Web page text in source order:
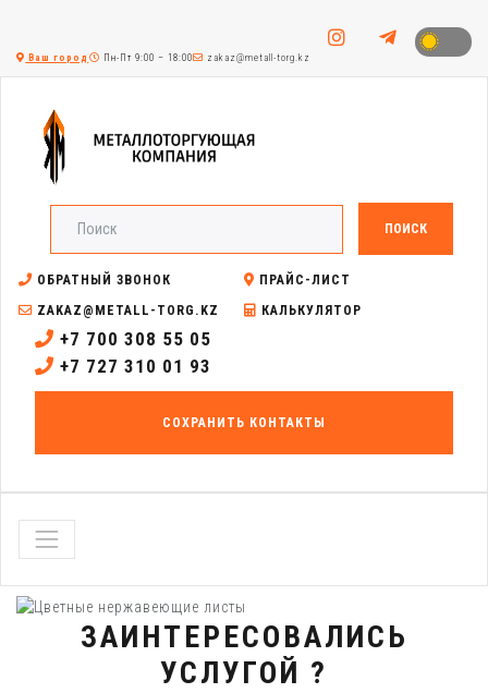
Ваш город Пн-Пт 9:00 – 18:00 zakaz@metall-torg.kz
ПОИСК
ОБРАТНЫЙ ЗВОНОК
ПРАЙС-ЛИСТ
ZAKAZ@METALL-TORG.KZ
КАЛЬКУЛЯТОР
+7 700 308 55 05
+7 727 310 01 93
СОХРАНИТЬ КОНТАКТЫ
ЗАИНТЕРЕСОВАЛИСЬ
УСЛУГОЙ ?